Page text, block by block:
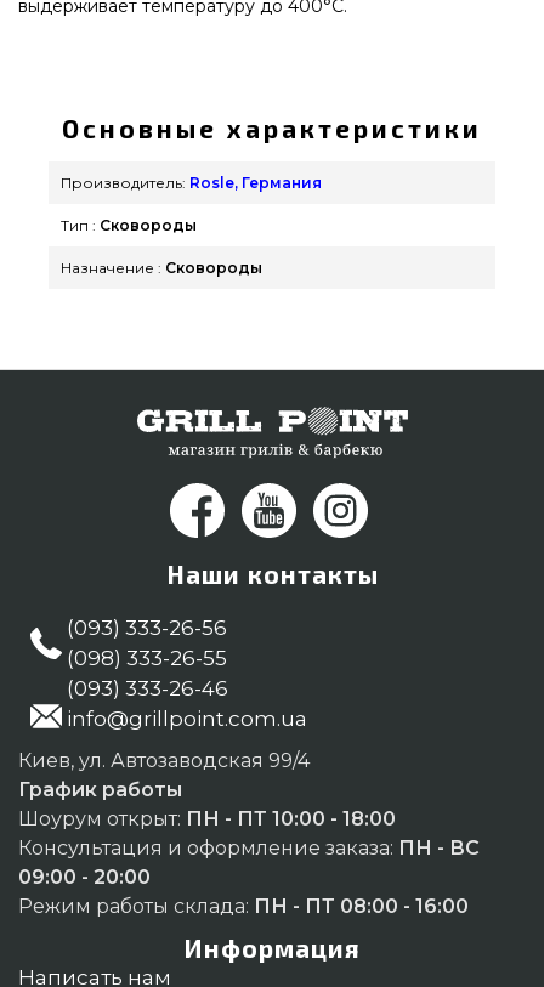
выдерживает температуру до 400°C.
Rosle, Германия по оправданной стоимости
всего 1 725 грн. в интернет магазине брендовых
грилей grillpoint.com.ua Лучшие предложения на
Гриль Поинт. Напишите прямо сейчас нашим
сотрудникам на телефонный номер 0(800) 337-
Основные характеристики
Производитель: Rosle, Германия
Тип : Сковороды
Назначение : Сковороды
Наши контакты
(093) 333-26-56
(098) 333-26-55
(093) 333-26-46
info@grillpoint.com.ua
Киев, ул. Автозаводская 99/4
График работы
Шоурум открыт: ПН - ПТ 10:00 - 18:00
Консультация и оформление заказа: ПН - ВС
09:00 - 20:00
Режим работы склада: ПН - ПТ 08:00 - 16:00
Информация
Написать нам